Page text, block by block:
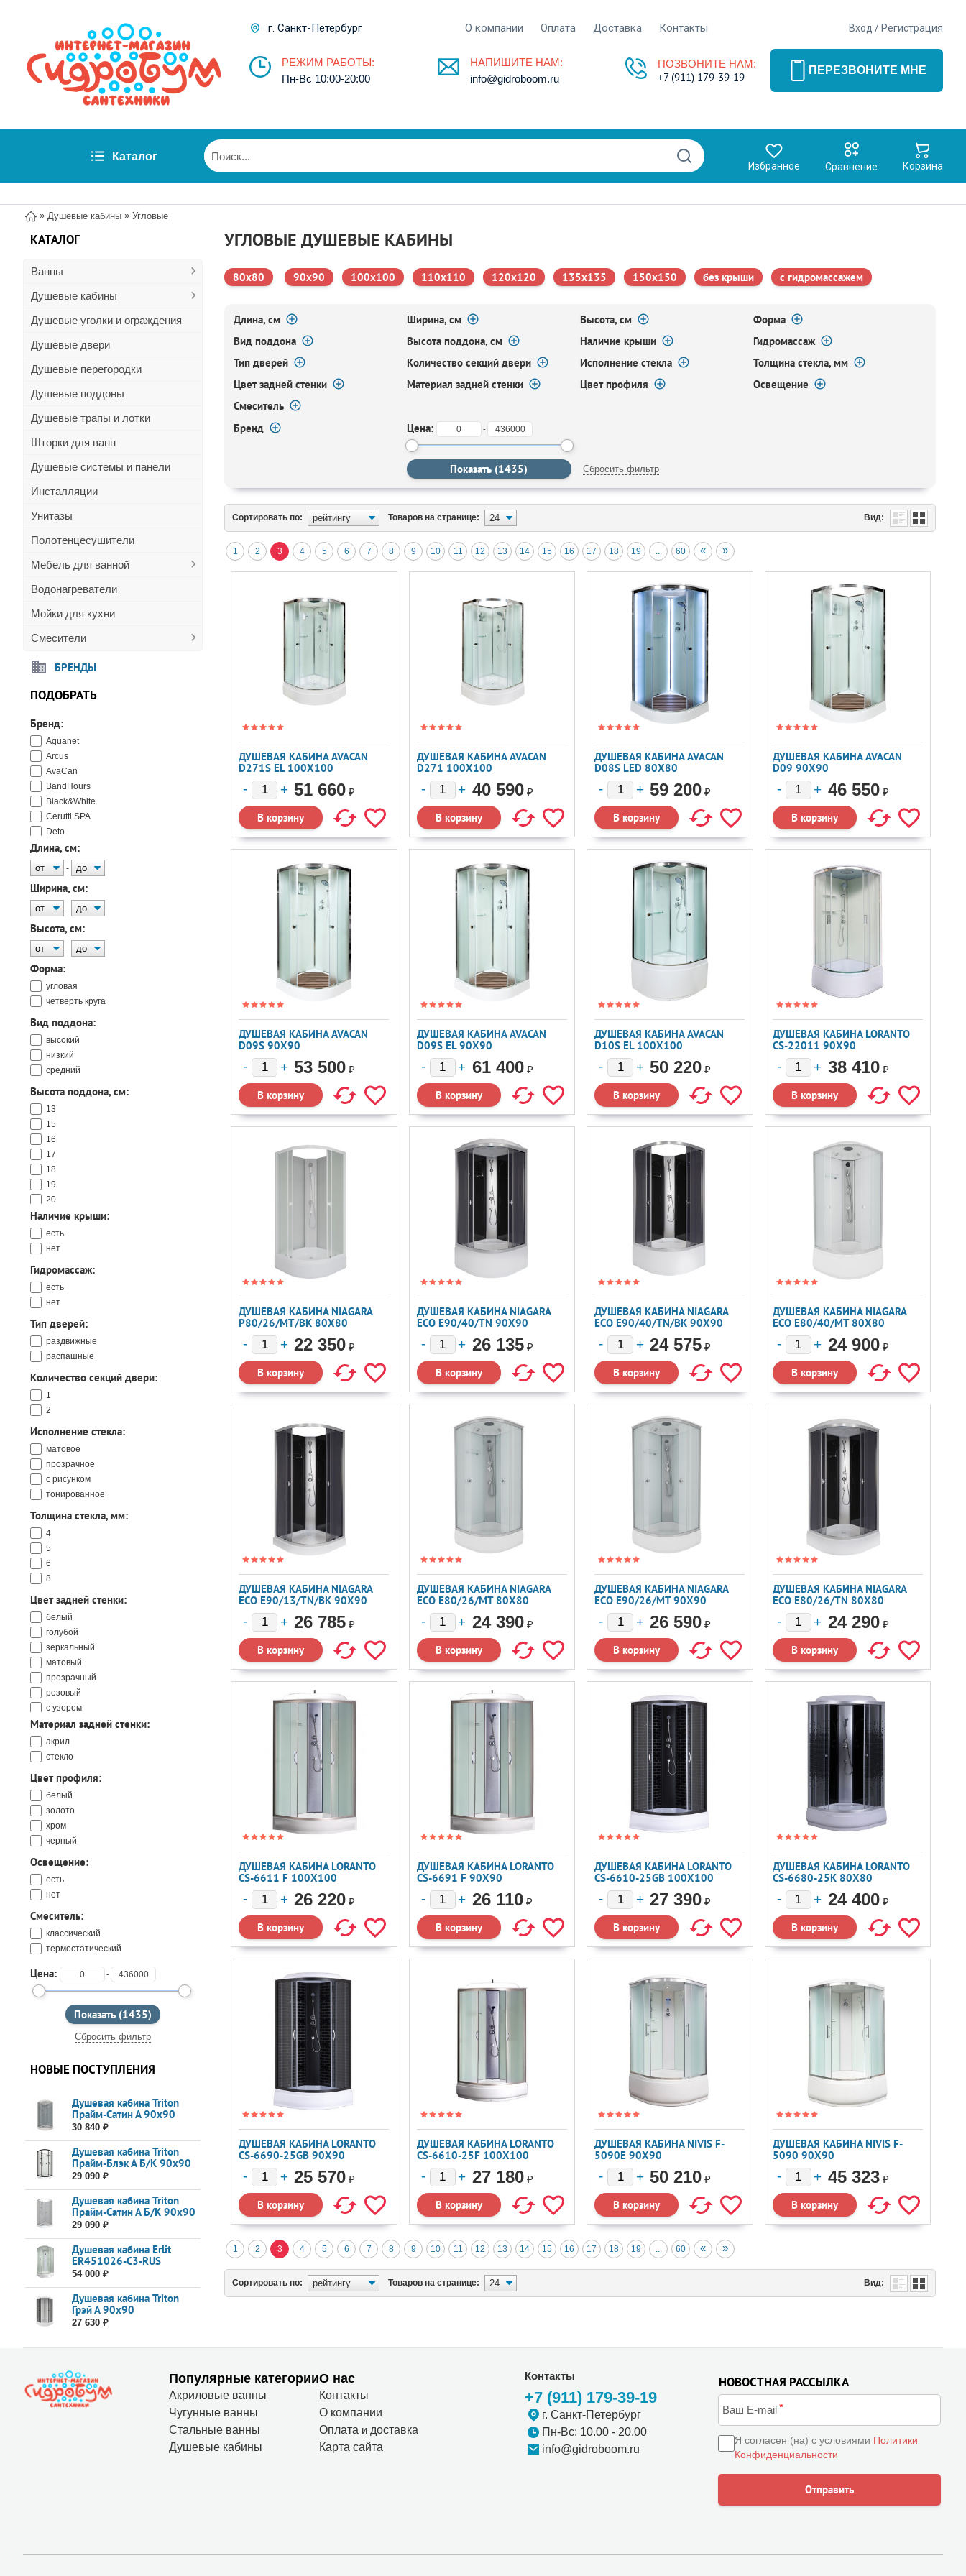
г. Санкт-Петербург О компании Оплата Доставка Контакты Вход / Регистрация
РЕЖИМ РАБОТЫ:
Пн-Вс 10:00-20:00
НАПИШИТЕ НАМ:
info@gidroboom.ru
ПОЗВОНИТЕ НАМ:
+7 (911) 179-39-19 ПЕРЕЗВОНИТЕ МНЕ
Каталог
Избранное Сравнение Корзина
» Душевые кабины » Угловые
КАТАЛОГ
Ванны
Душевые кабины
Душевые уголки и ограждения
Душевые двери
Душевые перегородки
Душевые поддоны
Душевые трапы и лотки
Шторки для ванн
Душевые системы и панели
Инсталляции
Унитазы
Полотенцесушители
Мебель для ванной
Водонагреватели
Мойки для кухни
Смесители
БРЕНДЫ
ПОДОБРАТЬ
Бренд:
Aquanet
Arcus
AvaCan
BandHours
Black&White
Cerutti SPA
Deto
Domani-Spa
Dto
Erlit
Esbano
Frank
Loranto
Melodia
Niagara
Nivis
Orans
Royal Bath
Sapbox
Timo
Triton
WeltWasser
Мономах
Длина, см:
-
Ширина, см:
-
Высота, см:
-
Форма:
угловая
четверть круга
Вид поддона:
высокий
низкий
средний
Высота поддона, см:
13
15
16
17
18
19
20
21
24
25
27
30
31
35
42
43
44
50
55
60
62
67
Наличие крыши:
есть
нет
Гидромассаж:
есть
нет
Тип дверей:
раздвижные
распашные
Количество секций двери:
1
2
Исполнение стекла:
матовое
прозрачное
с рисунком
тонированное
Толщина стекла, мм:
4
5
6
8
Цвет задней стенки:
белый
голубой
зеркальный
матовый
прозрачный
розовый
с узором
серый
черный
Материал задней стенки:
акрил
стекло
Цвет профиля:
белый
золото
хром
черный
Освещение:
есть
нет
Смеситель:
классический
термостатический
Цена: -
Сбросить фильтр
НОВЫЕ ПОСТУПЛЕНИЯ
Душевая кабина Triton
Прайм-Сатин А 90x90
30 840 ₽
Душевая кабина Triton
Прайм-Блэк А Б/К 90x90
29 090 ₽
Душевая кабина Triton
Прайм-Сатин А Б/К 90x90
29 090 ₽
Душевая кабина Erlit
ER451026-C3-RUS
100x100
54 000 ₽
Душевая кабина Triton
Грэй А 90x90
27 630 ₽
УГЛОВЫЕ ДУШЕВЫЕ КАБИНЫ
80x80 90x90 100x100 110x110 120x120 135x135 150x150 без крыши с гидромассажем
Длина, см Ширина, см Высота, см
Форма
Вид поддона
Высота поддона, см Наличие крыши
Гидромассаж
Тип дверей
Количество секций двери Исполнение стекла
Толщина стекла, мм
Цвет задней стенки
Материал задней стенки Цвет профиля
Освещение
Смеситель
Бренд
Цена: -
Сбросить фильтр
Сортировать по: Товаров на странице: Вид:
1 2 3 4 5 6 7 8 9 10 11 12 13 14 15 16 17 18 19 ... 60 « »
ДУШЕВАЯ КАБИНА AVACAN
D271S EL 100X100
51 660 ₽
ДУШЕВАЯ КАБИНА AVACAN
D271 100X100
40 590 ₽
ДУШЕВАЯ КАБИНА AVACAN
D08S LED 80X80
59 200 ₽
ДУШЕВАЯ КАБИНА AVACAN
D09 90X90
46 550 ₽
ДУШЕВАЯ КАБИНА AVACAN
D09S 90X90
53 500 ₽
ДУШЕВАЯ КАБИНА AVACAN
D09S EL 90X90
61 400 ₽
ДУШЕВАЯ КАБИНА AVACAN
D10S EL 100X100
50 220 ₽
ДУШЕВАЯ КАБИНА LORANTO
CS-22011 90X90
38 410 ₽
ДУШЕВАЯ КАБИНА NIAGARA
P80/26/MT/BK 80X80
22 350 ₽
ДУШЕВАЯ КАБИНА NIAGARA
ECO E90/40/TN 90X90
26 135 ₽
ДУШЕВАЯ КАБИНА NIAGARA
ECO E90/40/TN/BK 90X90
24 575 ₽
ДУШЕВАЯ КАБИНА NIAGARA
ECO E80/40/MT 80X80
24 900 ₽
ДУШЕВАЯ КАБИНА NIAGARA
ECO E90/13/TN/BK 90X90
26 785 ₽
ДУШЕВАЯ КАБИНА NIAGARA
ECO E80/26/MT 80X80
24 390 ₽
ДУШЕВАЯ КАБИНА NIAGARA
ECO E90/26/MT 90X90
26 590 ₽
ДУШЕВАЯ КАБИНА NIAGARA
ECO E80/26/TN 80X80
24 290 ₽
ДУШЕВАЯ КАБИНА LORANTO
CS-6611 F 100X100
26 220 ₽
ДУШЕВАЯ КАБИНА LORANTO
CS-6691 F 90X90
26 110 ₽
ДУШЕВАЯ КАБИНА LORANTO
CS-6610-25GB 100X100
27 390 ₽
ДУШЕВАЯ КАБИНА LORANTO
CS-6680-25K 80X80
24 400 ₽
ДУШЕВАЯ КАБИНА LORANTO
CS-6690-25GB 90X90
25 570 ₽
ДУШЕВАЯ КАБИНА LORANTO
CS-6610-25F 100X100
27 180 ₽
ДУШЕВАЯ КАБИНА NIVIS F-
5090E 90X90
50 210 ₽
ДУШЕВАЯ КАБИНА NIVIS F-
5090 90X90
45 323 ₽
1 2 3 4 5 6 7 8 9 10 11 12 13 14 15 16 17 18 19 ... 60 « »
Сортировать по: Товаров на странице: Вид:
Популярные категории
Акриловые ванны
Чугунные ванны
Стальные ванны
Душевые кабины
О нас
Контакты
О компании
Оплата и доставка
Карта сайта
Контакты
+7 (911) 179-39-19
г. Санкт-Петербург
Пн-Вс: 10.00 - 20.00
info@gidroboom.ru
НОВОСТНАЯ РАССЫЛКА
Я согласен (на) с условиями Политики
Конфиденциальности